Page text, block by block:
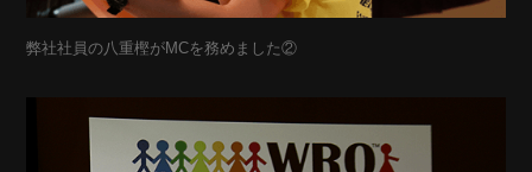
弊社社員の八重樫がMCを務めました②